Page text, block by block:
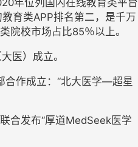
年位列国内在线教育类平台
育类APP排名第二，是千万
院校市场占比85％以上。
医）成立。
作成立：“北大医学—超星
发布“厚道MedSeek医学